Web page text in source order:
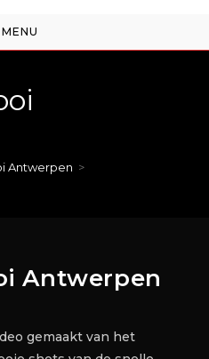
MENU
Antwerpen >
Antwerpen
gemaakt van het